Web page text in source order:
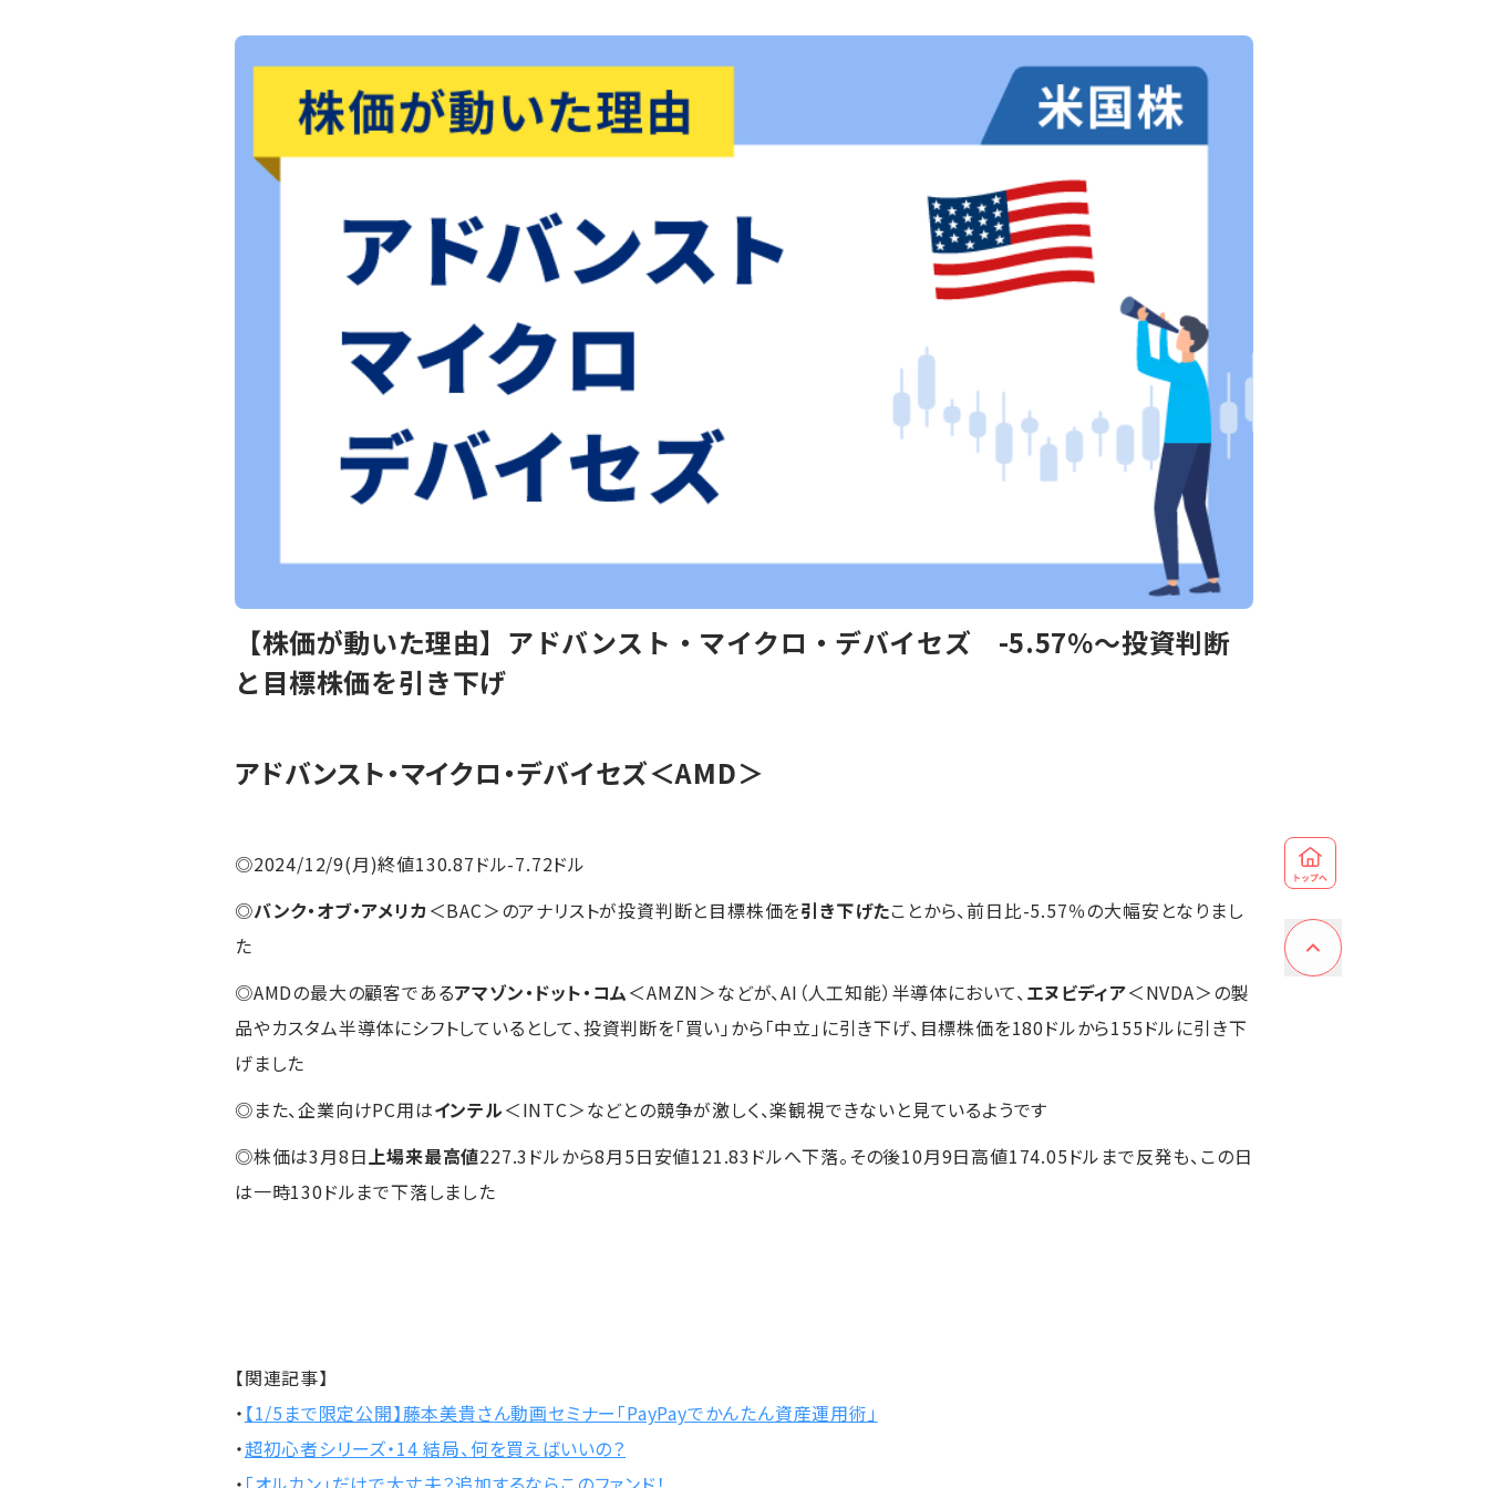
【株価が動いた理由】アドバンスト・マイクロ・デバイセズ -5.57％～投資判断
と目標株価を引き下げ
アドバンスト・マイクロ・デバイセズ＜AMD＞
◎2024/12/9(月)終値130.87ドル-7.72ドル
◎バンク・オブ・アメリカ ＜BAC＞のアナリストが投資判断と目標株価を引き下げたことから、前日比-5.57％の大幅安となりまし
た
◎AMDの最大の顧客であるアマゾン・ドット・コム＜AMZN＞などが、AI（人工知能）半導体において、 エヌビディア＜NVDA＞の製
品やカスタム半導体にシフトしているとして、投資判断を「買い」から「中立」に引き下げ、目標株価を180ドルから155ドルに引き下
げました
◎また、企業向けPC用はインテル＜INTC＞などとの競争が激しく、楽観視できないと見ているようです
◎株価は3月8日 上場来最高値227.3ドルから8月5日安値121.83ドルへ下落。その後10月9日高値174.05ドルまで反発も、この日
は一時130ドルまで下落しました
【関連記事】
・ 【1/5まで限定公開】藤本美貴さん動画セミナー「PayPayでかんたん資産運用術」
・超初心者シリーズ・14 結局、何を買えばいいの？